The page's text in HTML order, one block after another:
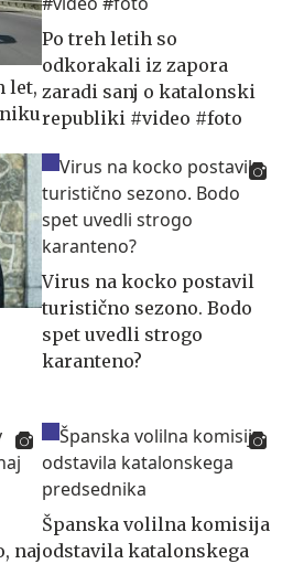
let,
Po treh letih so
odkorakali iz zapora
zaradi sanj o katalonski
republiki #video #foto
Virus na kocko postavil
turistično sezono. Bodo
spet uvedli strogo
karanteno?
naj
Španska volilna komisija
odstavila katalonskega